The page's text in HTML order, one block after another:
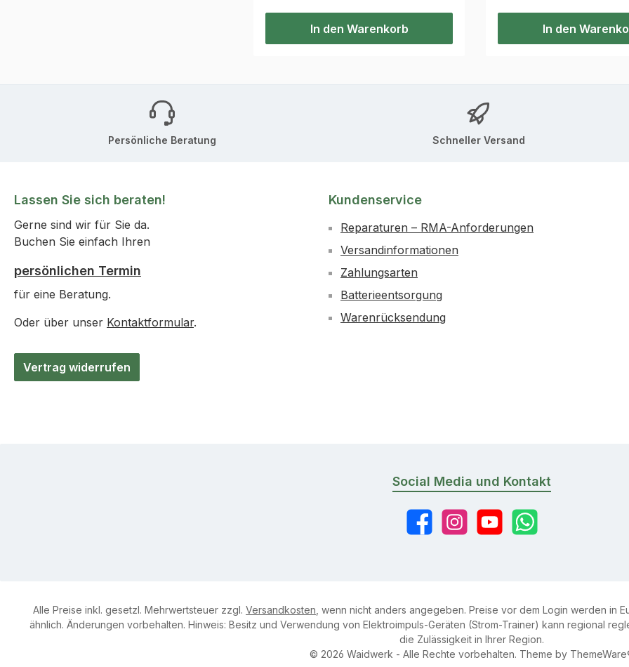
flüchtendem Wild.Maße: Länge ca.
40 cm mit 10 m
In den Warenkorb
an einem Geschirr
werden. Der Teller am
unterhalb Teller: ca. 38,5
In den
Persönliche Beratung Schneller Versand
Lassen Sie sich beraten!
Gerne sind wir für Sie da.
Buchen Sie einfach Ihren
persönlichen Termin
für eine Beratung.
Oder über unser Kontaktformular.
Vertrag widerrufen
Kundenservice
Reparaturen – RMA-Anforderungen
Versandinformationen
Zahlungsarten
Batterieentsorgung
Warenrücksendung
Social Media und Kontakt
FacebookInstagramYouTubeWhatsApp
Alle Preise inkl. gesetzl. Mehrwertsteuer zzgl. Versandkosten , wenn nicht anders angegeben. Preise vor dem Login werden in
ähnlich. Änderungen vorbehalten. Hinweis: Besitz und Verwendung von Elektroimpuls-Geräten (Strom-Trainer) kann regional
die Zulässigkeit in Ihrer Region.
© 2026 Waidwerk - Alle Rechte vorbehalten. Theme by